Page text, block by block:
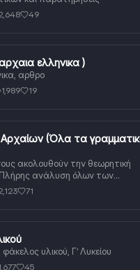
49
ελληνικα )
αρθρο
1,989 19
Αρχαίων (Όλα τα
ακολουθούν την θεωρητική
ανάλυση όλων των
της αρχαίας
71
υλικού, Γ’ Λυκείου
45